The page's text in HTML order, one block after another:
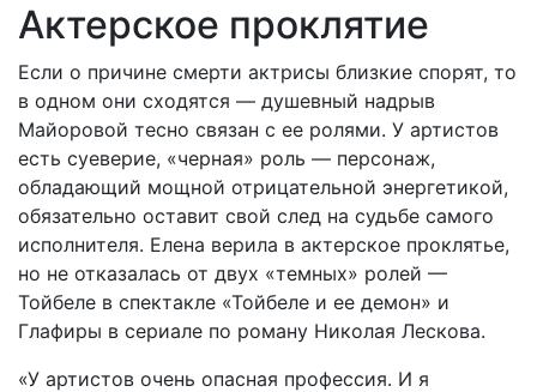
Актерское проклятие
Если о причине смерти актрисы близкие спорят, то
в одном они сходятся — душевный надрыв
Майоровой тесно связан с ее ролями. У артистов
есть суеверие, «черная» роль — персонаж,
обладающий мощной отрицательной энергетикой,
обязательно оставит свой след на судьбе самого
исполнителя. Елена верила в актерское проклятье,
но не отказалась от двух «темных» ролей —
Тойбеле в спектакле «Тойбеле и ее демон» и
Глафиры в сериале по роману Николая Лескова.
«У артистов очень опасная профессия. И я